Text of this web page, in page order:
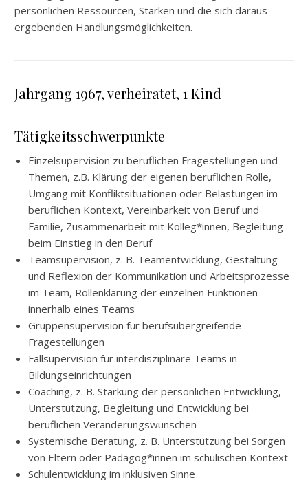
persönlichen Ressourcen, Stärken und die sich daraus
ergebenden Handlungsmöglichkeiten.
Jahrgang 1967, verheiratet, 1 Kind
Tätigkeitsschwerpunkte
Einzelsupervision zu beruflichen Fragestellungen und
Themen, z.B. Klärung der eigenen beruflichen Rolle,
Umgang mit Konfliktsituationen oder Belastungen im
beruflichen Kontext, Vereinbarkeit von Beruf und
Familie, Zusammenarbeit mit Kolleg*innen, Begleitung
beim Einstieg in den Beruf
Teamsupervision, z. B. Teamentwicklung, Gestaltung
und Reflexion der Kommunikation und Arbeitsprozesse
im Team, Rollenklärung der einzelnen Funktionen
innerhalb eines Teams
Gruppensupervision für berufsübergreifende
Fragestellungen
Fallsupervision für interdisziplinäre Teams in
Bildungseinrichtungen
Coaching, z. B. Stärkung der persönlichen Entwicklung,
Unterstützung, Begleitung und Entwicklung bei
beruflichen Veränderungswünschen
Systemische Beratung, z. B. Unterstützung bei Sorgen
von Eltern oder Pädagog*innen im schulischen Kontext
Schulentwicklung im inklusiven Sinne